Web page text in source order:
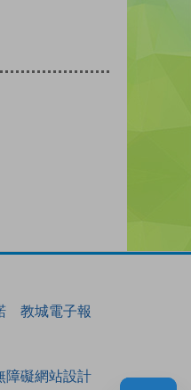
教城電子報
障礙網站設計